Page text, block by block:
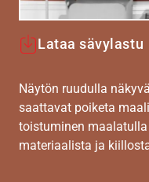
Lataa sävylastu
Näytön ruudulla
saattavat poiketa
toistuminen
materiaalista ja